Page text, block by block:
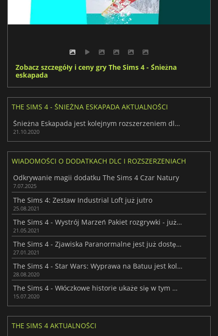
Zobacz szczegóły i ceny gry The Sims 4 - Śnieżna
eskapada
THE SIMS 4 - ŚNIEŻNA ESKAPADA AKTUALNOŚCI
Śnieżna Eskapada jest kolejnym rozszerzeniem dla The Sims 4
21.10.2020
WIADOMOŚCI O DODATKACH DLC I ROZSZERZENIACH
Odkrywanie magii dodatku The Sims 4 Czar Natury
7.07.2025
The Sims 4: Zestaw Industrial Loft już jutro
25.08.2021
The Sims 4 - Wystrój Marzeń Pakiet rozgrywki - już wkrótce
21.05.2021
The Sims 4 - Zjawiska Paranormalne jest już dostępne
27.01.2021
The Sims 4 - Star Wars: Wyprawa na Batuu jest kolejnym rozszerzeniem The Sims 4
28.08.2020
The Sims 4 - Włóczkowe historie ukaże się w tym miesiącu
15.07.2020
THE SIMS 4 AKTUALNOŚCI